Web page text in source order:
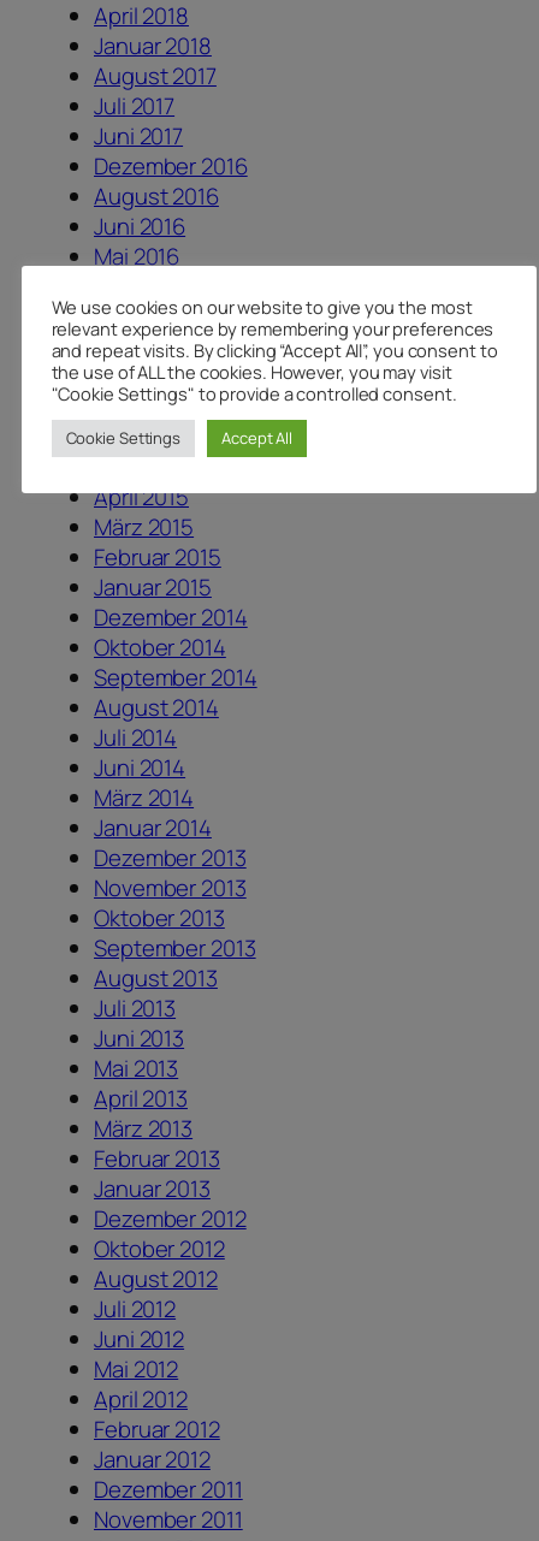
April 2018
Januar 2018
August 2017
Juli 2017
Juni 2017
Dezember 2016
August 2016
Juni 2016
Mai 2016
Februar 2016
November 2015
Oktober 2015
September 2015
August 2015
Mai 2015
April 2015
März 2015
Februar 2015
Januar 2015
Dezember 2014
Oktober 2014
September 2014
August 2014
Juli 2014
Juni 2014
März 2014
Januar 2014
Dezember 2013
November 2013
Oktober 2013
September 2013
August 2013
Juli 2013
Juni 2013
Mai 2013
April 2013
März 2013
Februar 2013
Januar 2013
Dezember 2012
Oktober 2012
August 2012
Juli 2012
Juni 2012
Mai 2012
April 2012
Februar 2012
Januar 2012
Dezember 2011
November 2011
We use cookies on our website to give you the most
relevant experience by remembering your preferences
and repeat visits. By clicking “Accept All”, you consent to
the use of ALL the cookies. However, you may visit
"Cookie Settings" to provide a controlled consent.
Cookie Settings Accept All